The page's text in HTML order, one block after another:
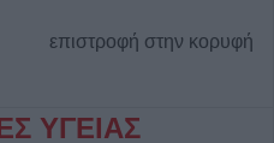
επιστροφή στην κορυφή
ΥΓΕΙΑΣ